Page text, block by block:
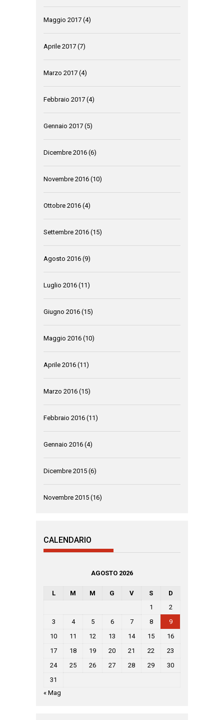
Maggio 2017 (4)
Aprile 2017 (7)
Marzo 2017 (4)
Febbraio 2017 (4)
Gennaio 2017 (5)
Dicembre 2016 (6)
Novembre 2016 (10)
Ottobre 2016 (4)
Settembre 2016 (15)
Agosto 2016 (9)
Luglio 2016 (11)
Giugno 2016 (15)
Maggio 2016 (10)
Aprile 2016 (11)
Marzo 2016 (15)
Febbraio 2016 (11)
Gennaio 2016 (4)
Dicembre 2015 (6)
Novembre 2015 (16)
CALENDARIO
AGOSTO 2026
L M M G V S
D
1
2
3
4 5 6 7 8
9
10
11 12 13 14 15
16
17
18 19 20 21 22
23
24
25 26 27 28 29
30
31
« Mag